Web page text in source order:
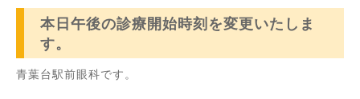
本日午後の診療開始時刻を変更いたしま
す。
青葉台駅前眼科です。